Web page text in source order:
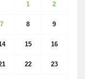
1 2
7 8 9
15 16
22 23